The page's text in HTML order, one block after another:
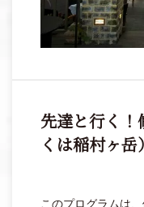
先達と行く
くは稲村ヶ岳）
このプログラムは